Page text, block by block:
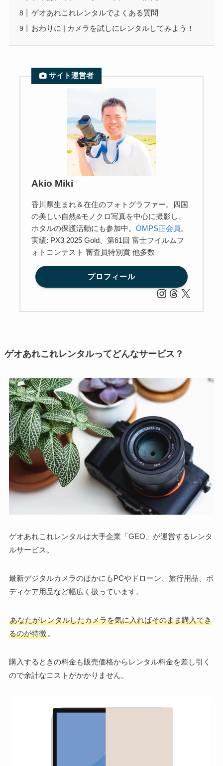
ゲオあれこれレンタルでよくある質問
おわりに | カメラを試しにレンタルしてみよう！
サイト運営者
Akio Miki
香川県生まれ＆在住のフォトグラファー。四国
の美しい自然&モノクロ写真を中心に撮影し、
ホタルの保護活動にも参加中。OMPS正会員 。
実績: PX3 2025 Gold、第61回 富士フイルムフ
ォトコンテスト 審査員特別賞 他多数
プロフィール
ゲオあれこれレンタルってどんなサービス？
ゲオあれこれレンタルは大手企業「GEO」が運営するレンタ
ルサービス。
最新デジタルカメラのほかにもPCやドローン、旅行用品、ボ
ディケア用品など幅広く扱っています。
あなたがレンタルしたカメラを気に入ればそのまま購入でき
るのが特徴。
購入するときの料金も販売価格からレンタル料金を差し引く
ので余計なコストがかかりません。